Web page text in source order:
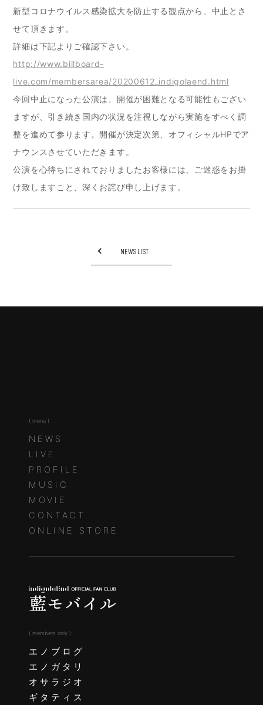
新型コロナウイルス感染拡大を防止する観点から、中止とさ
せて頂きます。
詳細は下記よりご確認下さい。
http://www.billboard-
live.com/membersarea/20200612_indigolaend.html
今回中止になった公演は、開催が困難となる可能性もござい
ますが、引き続き国内の状況を注視しながら実施をすべく調
整を進めて参ります。開催が決定次第、オフィシャルHPでア
ナウンスさせていただきます。
公演を心待ちにされておりましたお客様には、ご迷惑をお掛
け致しますこと、深くお詫び申し上げます。
NEWS LIST
( menu )
NEWS
LIVE
PROFILE
MUSIC
MOVIE
CONTACT
ONLINE STORE
( members only )
エノブログ
エノガタリ
オサラジオ
ギタティス